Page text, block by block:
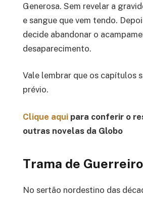
Generosa. Sem revelar a
e sangue que vem tendo.
decide abandonar o
desaparecimento.
Vale lembrar que os capítulos
prévio.
Clique aqui para conferir o
outras novelas da Globo
Trama de
No sertão nordestino das